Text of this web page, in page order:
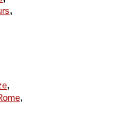
,
,
,